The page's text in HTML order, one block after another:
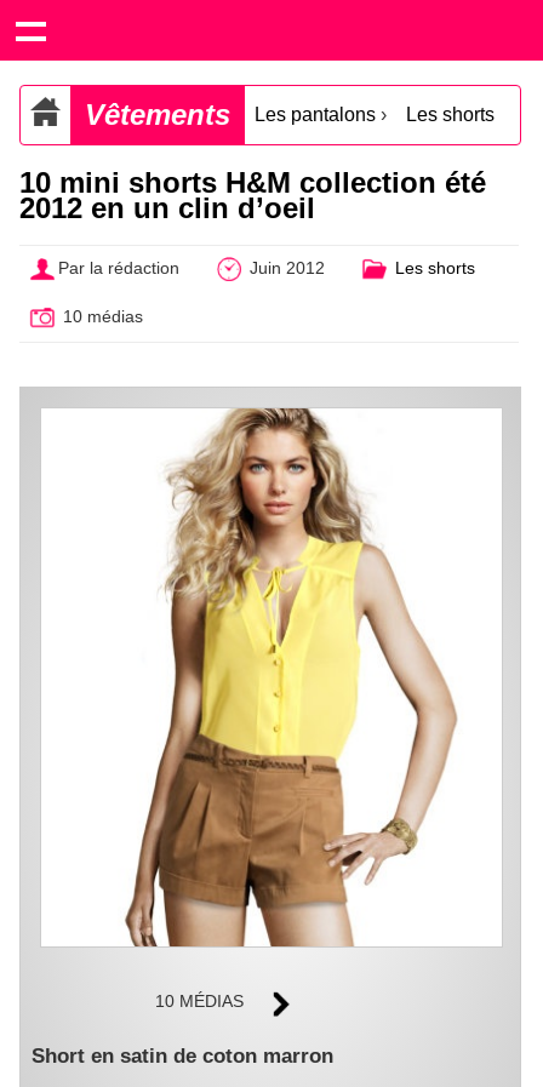
Vêtements Les pantalons › Les shorts
10 mini shorts H&M collection été
2012 en un clin d’oeil
Par la rédaction Juin 2012 Les shorts
10 médias
10 MÉDIAS
Short en satin de coton marron